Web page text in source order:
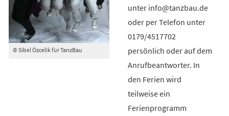
© Sibel Özcelik für TanzBau
unter info@tanzbau.de
oder per Telefon unter
0179/4517702
persönlich oder auf dem
Anrufbeantworter. In
den Ferien wird
teilweise ein
Ferienprogramm